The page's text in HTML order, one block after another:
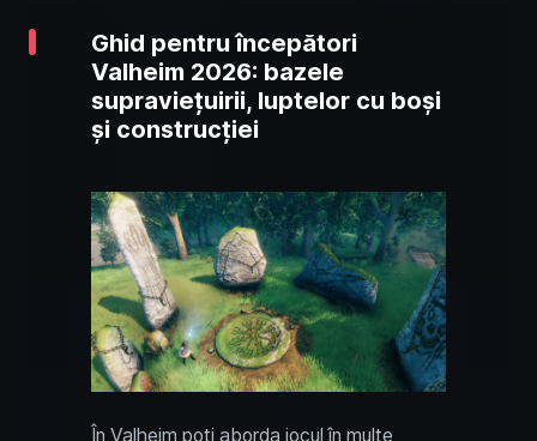
Ghid pentru începători
Valheim 2026: bazele
supraviețuirii, luptelor cu boși
și construcției
În Valheim poți aborda jocul în multe